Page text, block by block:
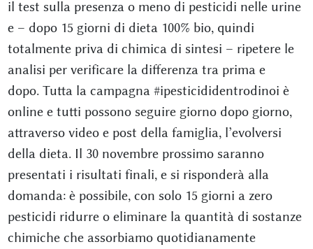
il test sulla presenza o meno di pesticidi nelle urine
e – dopo 15 giorni di dieta 100% bio, quindi
totalmente priva di chimica di sintesi – ripetere le
analisi per verificare la differenza tra prima e
dopo. Tutta la campagna #ipesticididentrodinoi è
online e tutti possono seguire giorno dopo giorno,
attraverso video e post della famiglia, l’evolversi
della dieta. Il 30 novembre prossimo saranno
presentati i risultati finali, e si risponderà alla
domanda: è possibile, con solo 15 giorni a zero
pesticidi ridurre o eliminare la quantità di sostanze
chimiche che assorbiamo quotidianamente